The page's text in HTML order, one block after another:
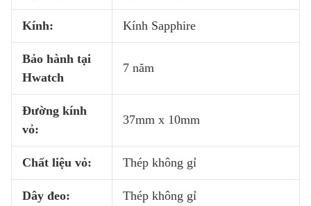
Kính: Kính Sapphire
Bảo hành tại
Hwatch
7 năm
Đường kính
vỏ:
37mm x 10mm
Chất liệu vỏ: Thép không gỉ
Dây đeo: Thép không gỉ